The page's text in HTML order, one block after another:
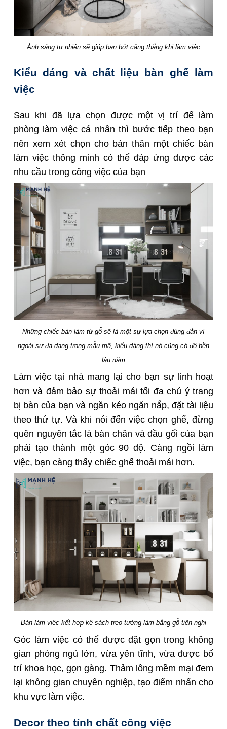
Ánh sáng tự nhiên sẽ giúp bạn bớt căng thẳng khi làm việc
Kiểu dáng và chất liệu bàn ghế làm
việc
Sau khi đã lựa chọn được một vị trí để làm
phòng làm việc cá nhân thì bước tiếp theo bạn
nên xem xét chọn cho bản thân một chiếc bàn
làm việc thông minh có thể đáp ứng được các
nhu cầu trong công việc của bạn
Những chiếc bàn làm từ gỗ sẽ là một sự lựa chọn đúng đắn vì
ngoài sự đa dạng trong mẫu mã, kiểu dáng thì nó cũng có độ bền
lâu năm
Làm việc tại nhà mang lại cho bạn sự linh hoạt
hơn và đảm bảo sự thoải mái tối đa chú ý trang
bị bàn của bạn và ngăn kéo ngăn nắp, đặt tài liệu
theo thứ tự. Và khi nói đến việc chọn ghế, đừng
quên nguyên tắc là bàn chân và đầu gối của bạn
phải tạo thành một góc 90 độ. Càng ngồi làm
việc, bạn càng thấy chiếc ghế thoải mái hơn.
Bàn làm việc kết hợp kệ sách treo tường làm bằng gỗ tiện nghi
Góc làm việc có thể được đặt gọn trong không
gian phòng ngủ lớn, vừa yên tĩnh, vừa được bố
trí khoa học, gọn gàng. Thảm lông mềm mại đem
lại không gian chuyên nghiệp, tạo điểm nhấn cho
khu vực làm việc.
Decor theo tính chất công việc